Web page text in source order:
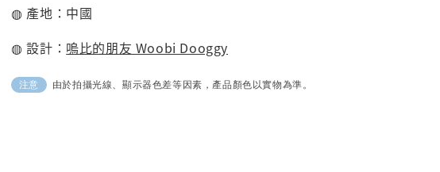
◍ 產地：中國
◍ 設計： 嗚比的朋友 Woobi Dooggy
注意 由於拍攝光線、顯示器色差等因素，產品顏色以實物為準。